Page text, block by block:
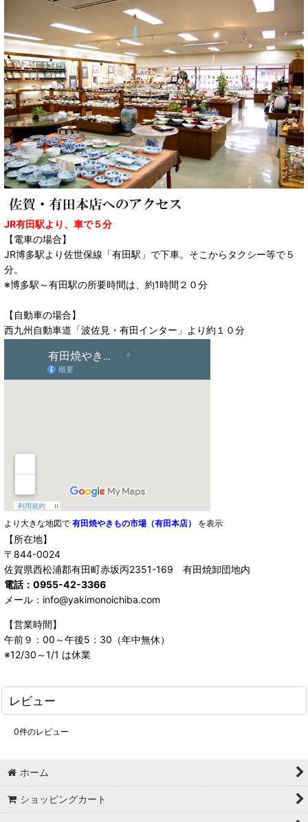
JR有田駅より、車で５分
【電車の場合】
JR博多駅より佐世保線「有田駅」で下車。そこからタクシー等で５
分。
※博多駅～有田駅の所要時間は、約1時間２０分
【自動車の場合】
西九州自動車道「波佐見・有田インター」より約１０分
より大きな地図で 有田焼やきもの市場（有田本店） を表示
【所在地】
〒844-0024
佐賀県西松浦郡有田町赤坂丙2351-169 有田焼卸団地内
電話：0955-42-3366
メール：info@yakimonoichiba.com
【営業時間】
午前９：00～午後5：30（年中無休）
※12/30～1/1 は休業
レビュー
0件のレビュー
ホーム
ショッピングカート